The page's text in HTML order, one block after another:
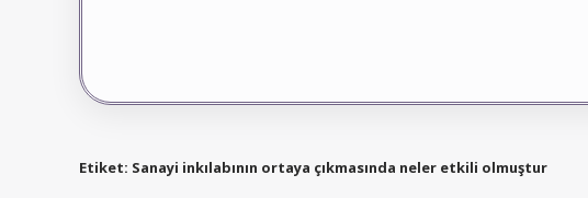
Etiket: Sanayi inkılabının ortaya çıkmasında neler etkili olmuştur